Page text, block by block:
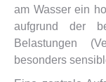
am Wasser ein
aufgrund der
Belastungen
besonders